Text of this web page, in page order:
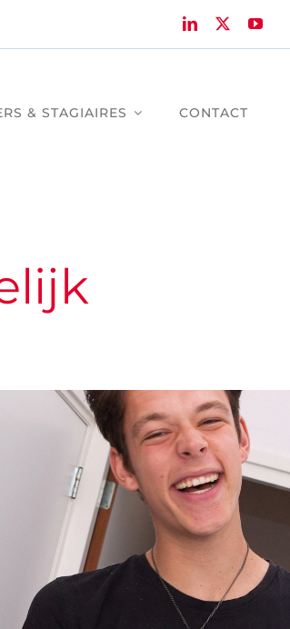
& STAGIAIRES CONTACT